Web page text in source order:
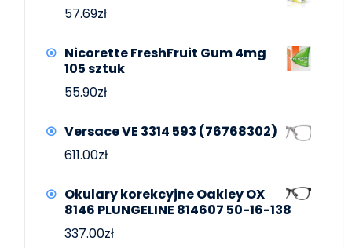
57.69zł
Nicorette FreshFruit Gum 4mg
105 sztuk
55.90zł
Versace VE 3314 593 (76768302)
611.00zł
Okulary korekcyjne Oakley OX
8146 PLUNGELINE 814607 50-16-138
337.00zł